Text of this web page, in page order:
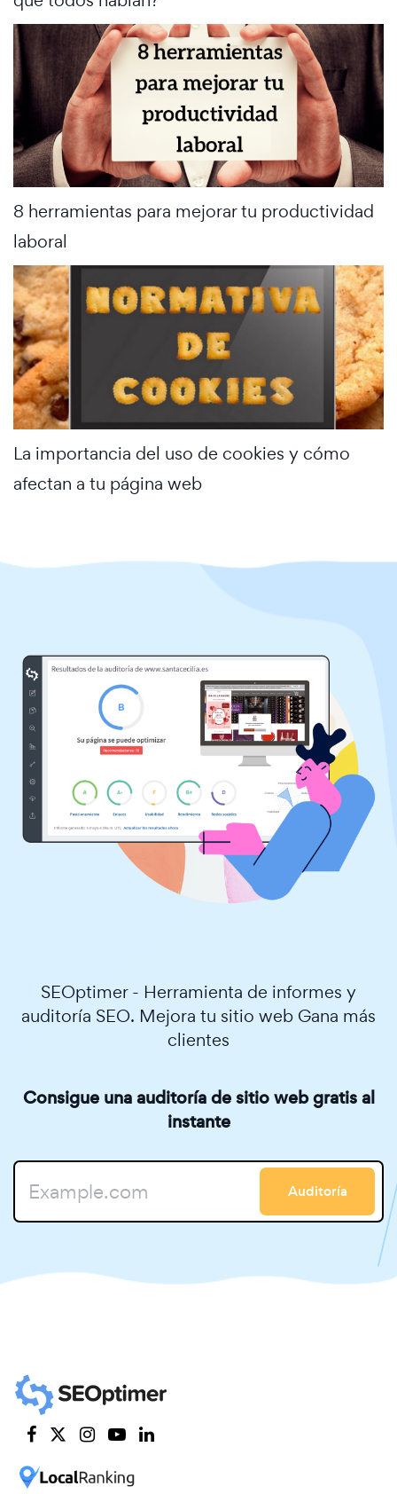
8 herramientas para mejorar tu productividad
laboral
La importancia del uso de cookies y cómo
afectan a tu página web
SEOptimer - Herramienta de informes y
auditoría SEO. Mejora tu sitio web Gana más
clientes
Consigue una auditoría de sitio web gratis al
instante
Auditoría